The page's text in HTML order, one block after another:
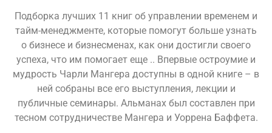
Подборка лучших 11 книг об управлении временем и
тайм-менеджменте, которые помогут больше узнать
о бизнесе и бизнесменах, как они достигли своего
успеха, что им помогает еще .. Впервые остроумие и
мудрость Чарли Мангера доступны в одной книге – в
ней собраны все его выступления, лекции и
публичные семинары. Альманах был составлен при
тесном сотрудничестве Мангера и Уоррена Баффета.